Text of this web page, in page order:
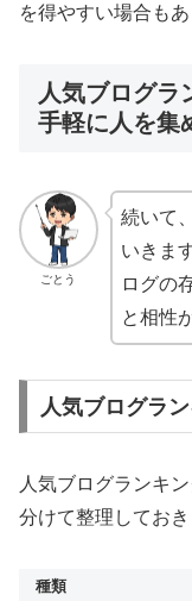
を得やすい場合もあ
人気ブログラ
手軽に人を集
ごとう
続いて
いきま
ログの
と相性
人気ブログラ
人気ブログランキ
分けて整理しておき
種類